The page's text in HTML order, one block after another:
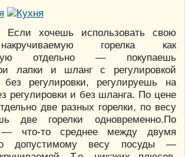
Если хочешь использовать свою
горелка как
отдельно — покупаешь
лапки и шланг с регулировкой
регулировки, регулируешь на
регулировки и без шланга. По цене
две разных горелки, по весу
две горелки одновременно.По
— что-то среднее между двумя
допустимому весу посуды —